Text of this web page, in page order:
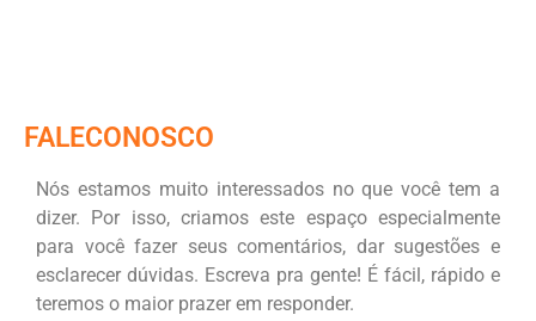
FALECONOSCO
Nós estamos muito interessados no que você tem a
dizer. Por isso, criamos este espaço especialmente
para você fazer seus comentários, dar sugestões e
esclarecer dúvidas. Escreva pra gente! É fácil, rápido e
teremos o maior prazer em responder.